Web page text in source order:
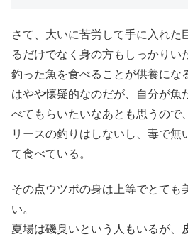
さて、大いに苦労して手に入れた
るだけでなく身の方もしっかりい
釣った魚を食べることが供養にな
はやや懐疑的なのだが、自分が魚
べてもらいたいなあとも思うので
リースの釣りはしないし、毒で無
て食べている。
その点ウツボの身は上等でとても
い。
夏場は磯臭いという人もいるが、